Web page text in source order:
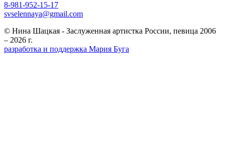
8-981-952-15-17
svselennaya@gmail.com
© Нина Шацкая - Заслуженная артистка России, певица 2006
– 2026 г.
разработка и поддержка Мария Буга